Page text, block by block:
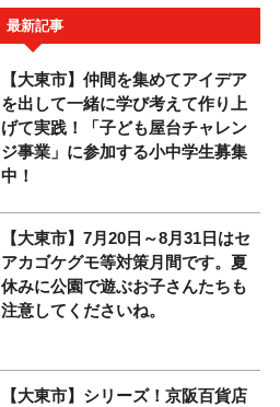
最新記事
【大東市】仲間を集めてアイデア
を出して一緒に学び考えて作り上
げて実践！「子ども屋台チャレン
ジ事業」に参加する小中学生募集
中！
【大東市】7月20日～8月31日はセ
アカゴケグモ等対策月間です。夏
休みに公園で遊ぶお子さんたちも
注意してくださいね。
【大東市】シリーズ！京阪百貨店